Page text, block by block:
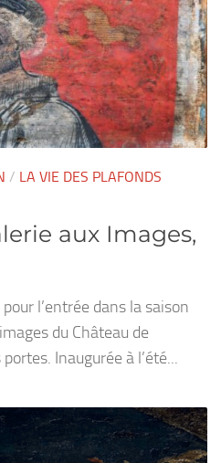
/ LA VIE DES PLAFONDS
aux Images,
l’entrée dans la saison
du Château de
Inaugurée à l’été...